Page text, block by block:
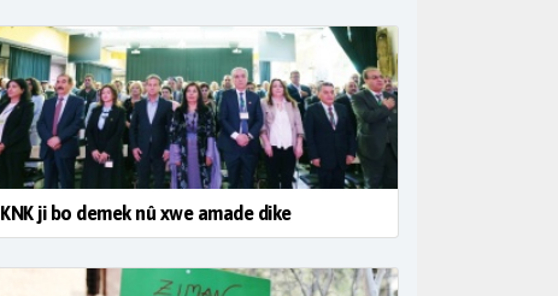
KNK ji bo demek nû xwe amade dike